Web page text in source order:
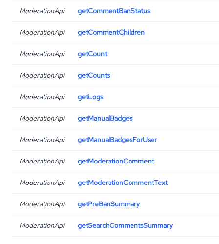
ModerationApi getCommentBanStatus
ModerationApi getCommentChildren
ModerationApi getCount
ModerationApi getCounts
ModerationApi getLogs
ModerationApi getManualBadges
ModerationApi getManualBadgesForUser
ModerationApi getModerationComment
ModerationApi getModerationCommentText
ModerationApi getPreBanSummary
ModerationApi getSearchCommentsSummary